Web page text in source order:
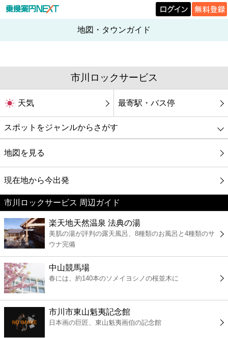
地図・タウンガイド
市川ロックサービス
天気 最寄駅・バス停
スポットをジャンルからさがす
グルメ
映画
美容
コンビニ
薬局
スーパー
エンタメ
地図を見る
現在地から今出発
市川ロックサービス 周辺ガイド
楽天地天然温泉 法典の湯
美肌の湯が評判の露天風呂、8種類のお風呂と4種類のサ
ウナ完備
中山競馬場
春には、約140本のソメイヨシノの桜並木に
市川市東山魁夷記念館
日本画の巨匠、東山魁夷画伯の記念館